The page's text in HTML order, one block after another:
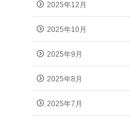
2025年12月
2025年10月
2025年9月
2025年8月
2025年7月